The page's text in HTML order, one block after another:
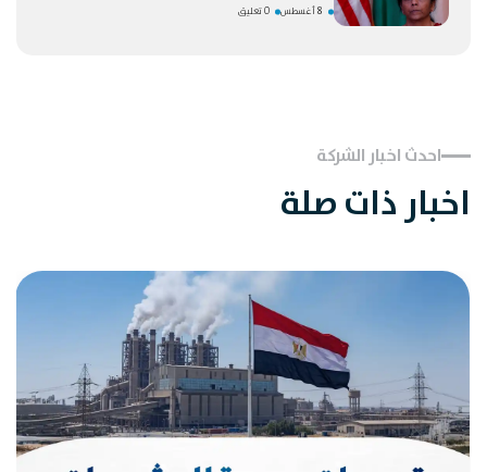
8 أغسطس 0 تعليق
احدث اخبار الشركة
اخبار ذات صلة